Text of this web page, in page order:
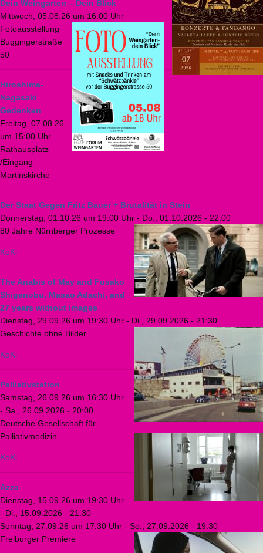
Dein Weingarten – Dein Blick
Mittwoch, 05.08.26 um 16:00 Uhr
Fotoausstellung
Buggingerstraße
50
Hiroshima-
Nagasaki
Gedenken
Freitag, 07.08.26
um 15:00 Uhr
Rathausplatz
/Eingang
Martinskirche
Der Staat Gegen Fritz Bauer + Brutalität in Stein
Donnerstag, 01.10.26 um 19:00 Uhr - Do., 01.10.2026 - 22:00
80 Jahre Nürnberger Prozesse
KoKi
The Anabis of May and Fusako
Shigenobu, Masao Adachi, and
27 years without images
Dienstag, 29.09.26 um 19:30 Uhr - Di., 29.09.2026 - 21:30
Geschichte ohne Bilder
KoKi
Palliativstation
Samstag, 26.09.26 um 16:30 Uhr
- Sa., 26.09.2026 - 20:00
Deutsche Gesellschaft für
Palliativmedizin
KoKi
Azza
Dienstag, 15.09.26 um 19:30 Uhr
- Di., 15.09.2026 - 21:30
Sonntag, 27.09.26 um 17:30 Uhr - So., 27.09.2026 - 19:30
Freiburger Premiere